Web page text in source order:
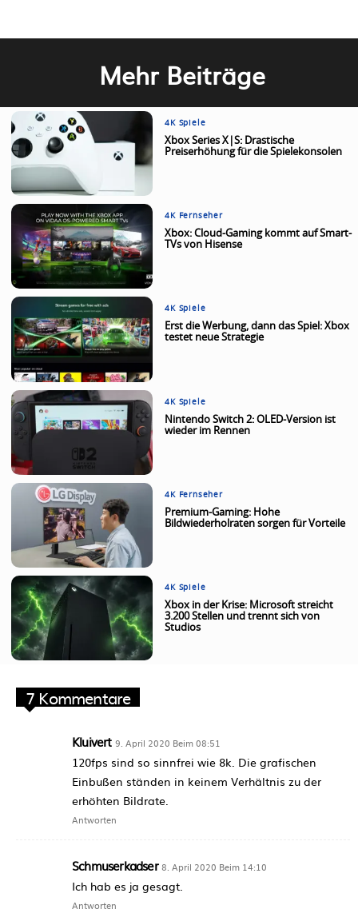
Mehr Beiträge
4K Spiele
Xbox Series X|S: Drastische
Preiserhöhung für die Spielekonsolen
4K Fernseher
Xbox: Cloud-Gaming kommt auf Smart-
TVs von Hisense
4K Spiele
Erst die Werbung, dann das Spiel: Xbox
testet neue Strategie
4K Spiele
Nintendo Switch 2: OLED-Version ist
wieder im Rennen
4K Fernseher
Premium-Gaming: Hohe
Bildwiederholraten sorgen für Vorteile
4K Spiele
Xbox in der Krise: Microsoft streicht
3.200 Stellen und trennt sich von
Studios
7 Kommentare
Kluivert 9. April 2020 Beim 08:51
120fps sind so sinnfrei wie 8k. Die grafischen
Einbußen ständen in keinem Verhältnis zu der
erhöhten Bildrate.
Antworten
Schmuserkadser 8. April 2020 Beim 14:10
Ich hab es ja gesagt.
Antworten